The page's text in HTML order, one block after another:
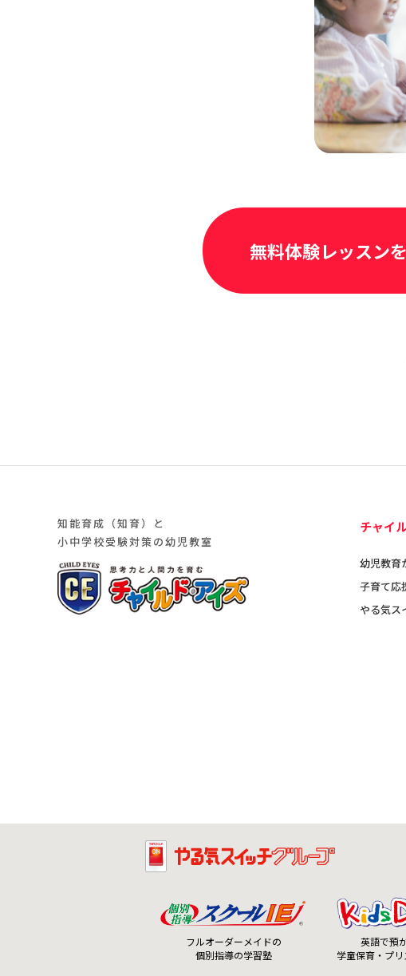
無料体験レッスン
知能育成（知育）と
小中学校受験対策の幼児教室
チャイ
幼児教育
子育て応
やる気ス
フルオーダーメイドの
個別指導の学習塾
英語で預
学童保育・プ